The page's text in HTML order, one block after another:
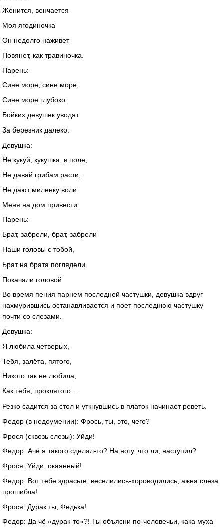
Женится, венчается
Моя ягодиночка
Он недолго наживет
Повянет, как травиночка.
Парень:
Сине море, сине море,
Сине море глубоко.
Бойких девушек уводят
За березник далеко.
Девушка:
Не кукуй, кукушка, в поле,
Не давай грибам расти,
Не дают миленку воли
Меня на дом привести.
Парень:
Брат, забрели, брат, забрели
Наши головы с тобой,
Брат на брата поглядели
Покачали головой.
Во время пения парнем последней частушки, девушка вдруг
нахмурившись останавливается и поет последнюю частушку
почти со слезами.
Девушка:
Я любила четверых,
Тебя, залёта, пятого,
Никого так не любила,
Как тебя, проклятого…
Резко садится за стол и уткнувшись в платок начинает реветь.
Федор (в недоумении): Фрось, ты, это, чего?
Фрося (сквозь слезы): Уйди!
Федор: Ачё я такого сделал-то? На ногу, что ли, наступил?
Фрося: Уйди, окаянный!
Федор: Вот тебе здрасьте: веселились-хороводились, ажна слеза
прошибла!
Фрося: Дурак ты, Федька!
Федор: Да чё «дурак-то»?! Ты объясни по-человечьи, кака муха